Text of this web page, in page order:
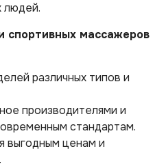
людей.
спортивных массажеров
различных типов и
производителями и
стандартам.
выгодным ценам и